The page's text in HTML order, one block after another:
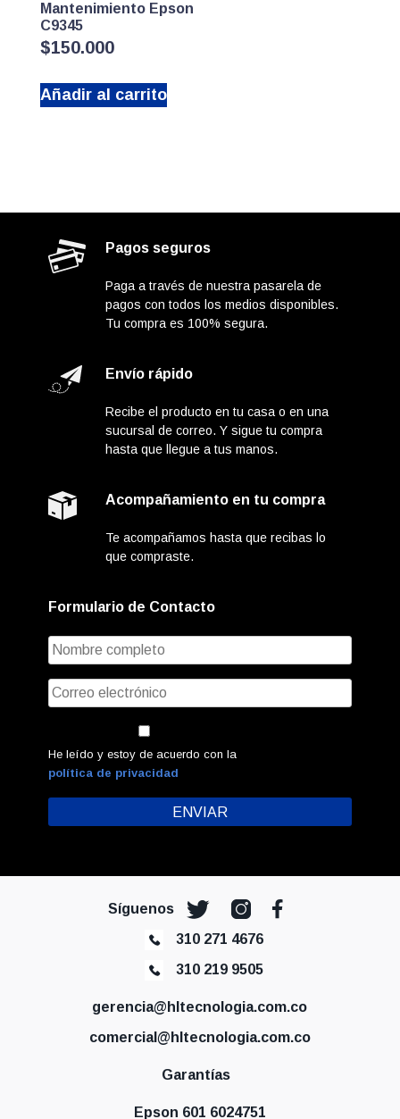
Mantenimiento Epson
C9345
$150.000
Añadir al carrito
Pagos seguros
Paga a través de nuestra pasarela de
pagos con todos los medios disponibles.
Tu compra es 100% segura.
Envío rápido
Recibe el producto en tu casa o en una
sucursal de correo. Y sigue tu compra
hasta que llegue a tus manos.
Acompañamiento en tu compra
Te acompañamos hasta que recibas lo
que compraste.
Formulario de Contacto
He leído y estoy de acuerdo con la
política de privacidad
Síguenos
310 271 4676
310 219 9505
gerencia@hltecnologia.com.co
comercial@hltecnologia.com.co
Garantías
Epson 601 6024751